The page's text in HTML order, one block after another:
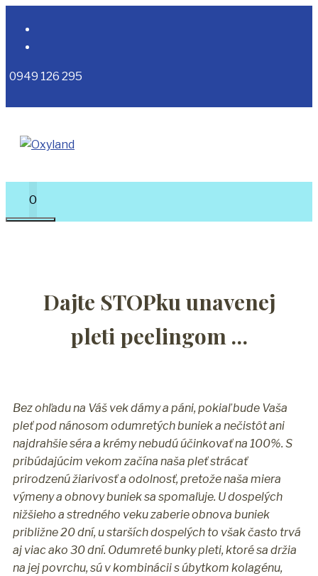
obsah
0949 126 295
0
Dajte STOPku unavenej
pleti peelingom …
Bez ohľadu na Váš vek dámy a páni, pokiaľ bude Vaša
pleť pod nánosom odumretých buniek a nečistôt ani
najdrahšie séra a krémy nebudú účinkovať na 100%. S
pribúdajúcim vekom začína naša pleť strácať
prirodzenú žiarivosť a odolnosť, pretože naša miera
výmeny a obnovy buniek sa spomaľuje. U dospelých
nižšieho a stredného veku zaberie obnova buniek
približne 20 dní, u starších dospelých to však často trvá
aj viac ako 30 dní. Odumreté bunky pleti, ktoré sa držia
na jej povrchu, sú v kombinácii s úbytkom kolagénu,